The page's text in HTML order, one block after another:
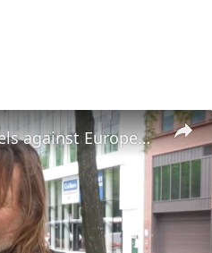
Belgium: Protest erupts in Brussels against European rearmament.